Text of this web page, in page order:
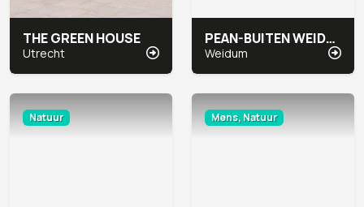
THE GREEN HOUSE
Utrecht
PEAN-BUITEN WEIDUM
Weidum
Natuur Mens, Natuur